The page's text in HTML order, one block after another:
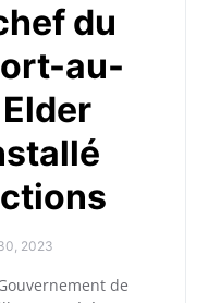
du
au-
2023
de